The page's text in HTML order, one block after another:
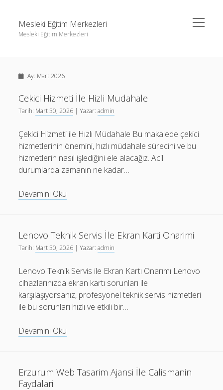
Mesleki Eğitim Merkezleri
Mesleki Eğitim Merkezleri
menüyü
aç
Liste
Sayfa Listesi
Threads Beğeni Arttırma
Twitter Gizli Hesaba Nasıl Bakılır
Igtv Yorum Yükseltme Hilesi
Sayfa Listesi
Threads Beğeni Arttırma
Twitter Gizli Hesaba Nasıl Bakılır
Ay: Mart 2026
Cekici Hizmeti İle Hizli Mudahale
Tarih: Mart 30, 2026 | Yazar:admin
Çekici Hizmeti ile Hızlı Müdahale Bu makalede çekici
hizmetlerinin önemini, hızlı müdahale sürecini ve bu
hizmetlerin nasıl işlediğini ele alacağız. Acil
durumlarda zamanın ne kadar…
Devamını Oku
Hizli
Mudahale
Lenovo Teknik Servis İle Ekran Karti Onarimi
Tarih: Mart 30, 2026 | Yazar:admin
Lenovo Teknik Servis ile Ekran Kartı Onarımı Lenovo
cihazlarınızda ekran kartı sorunları ile
karşılaşıyorsanız, profesyonel teknik servis hizmetleri
ile bu sorunları hızlı ve etkili bir…
Devamını Oku
İle
Ekran
Erzurum Web Tasarim Ajansi İle Calismanin
Faydalari